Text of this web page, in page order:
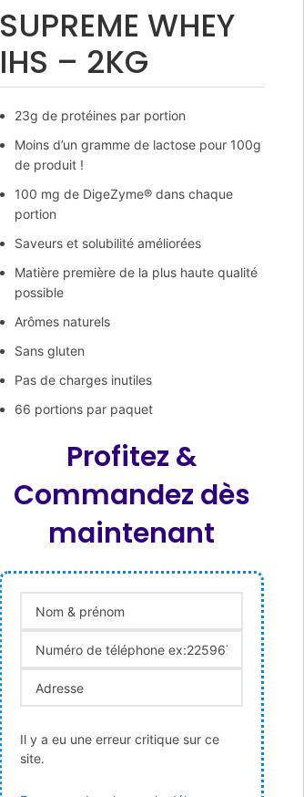
SUPREME WHEY
IHS – 2KG
23g de protéines par portion
Moins d’un gramme de lactose pour 100g
de produit !
100 mg de DigeZyme® dans chaque
portion
Saveurs et solubilité améliorées
Matière première de la plus haute qualité
possible
Arômes naturels
Sans gluten
Pas de charges inutiles
66 portions par paquet
Profitez &
Commandez dès
maintenant
Il y a eu une erreur critique sur ce
site.